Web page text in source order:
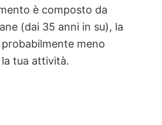
è composto da
(dai 35 anni in su), la
meno
tua attività.